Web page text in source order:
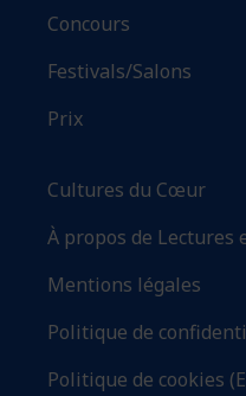
Concours
Festivals/Salons
Prix
Cultures du Cœur
À propos de Lectures
Mentions légales
Politique de
Politique de cookies